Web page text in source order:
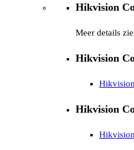
Hikvision
Meer details
Hikvision
Hikvision